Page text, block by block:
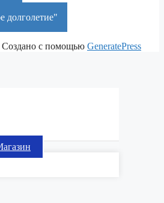
долголетие"
Создано с помощью GeneratePress